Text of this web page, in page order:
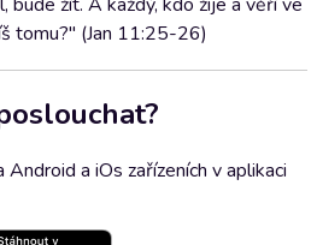
tomu?" (Jan 11:25-26)
a iOs zařízeních v aplikaci